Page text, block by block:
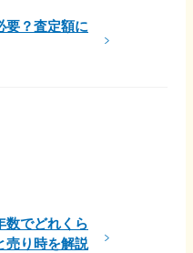
要？査定額に
数でどれくら
売り時を解説